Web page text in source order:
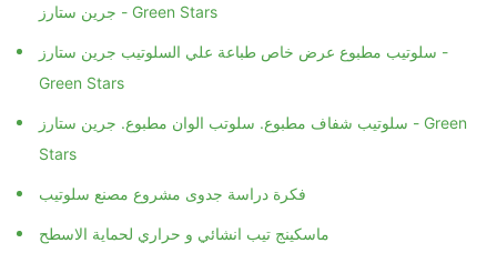
جرين ستارز - Green Stars
سلوتيب مطبوع عرض خاص طباعة علي السلوتيب جرين ستارز -
Green Stars
سلوتيب شفاف مطبوع. سلوتب الوان مطبوع. جرين ستارز - Green
Stars
فكرة دراسة جدوى مشروع مصنع سلوتيب
ماسكينج تيب انشائي و حراري لحماية الاسطح